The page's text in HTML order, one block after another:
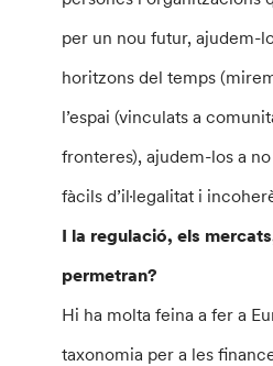
per un nou futur, ajudem-
horitzons del temps
l’espai (vinculats a
fronteres), ajudem-los a
fàcils d’il·legalitat i
I la regulació, els
permetran?
Hi ha molta feina a fer a
taxonomia per a les